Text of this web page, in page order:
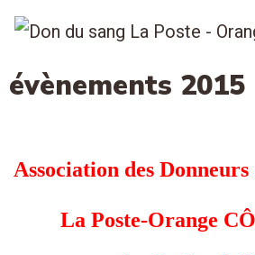
évènements 2015
Association des
La Poste-Orange